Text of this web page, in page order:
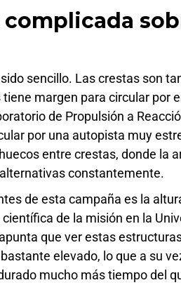
sencillo. Las crestas son
margen para circular por
de Propulsión a
por una autopista muy
entre crestas, donde la
constantemente.
de esta campaña es la
científica de la misión en la
que ver estas
elevado, lo que a su
mucho más tiempo del